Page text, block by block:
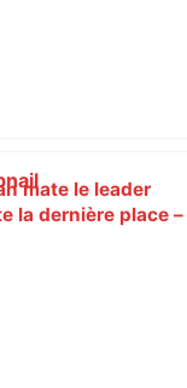
mate le leader
la dernière place –